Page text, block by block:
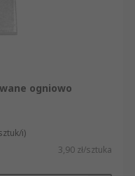
ogniowo
i)
3,90 zł/sztuka